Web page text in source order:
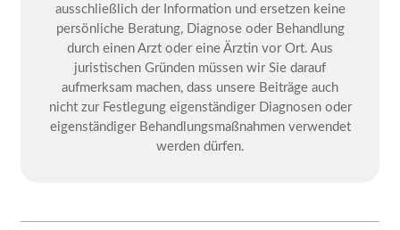
ausschließlich der Information und ersetzen keine
persönliche Beratung, Diagnose oder Behandlung
durch einen Arzt oder eine Ärztin vor Ort. Aus
juristischen Gründen müssen wir Sie darauf
aufmerksam machen, dass unsere Beiträge auch
nicht zur Festlegung eigenständiger Diagnosen oder
eigenständiger Behandlungsmaßnahmen verwendet
werden dürfen.